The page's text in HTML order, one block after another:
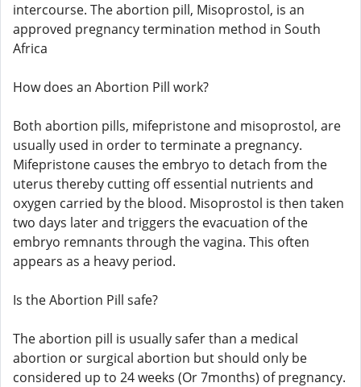
intercourse. The abortion pill, Misoprostol, is an
approved pregnancy termination method in South
Africa
How does an Abortion Pill work?
Both abortion pills, mifepristone and misoprostol, are
usually used in order to terminate a pregnancy.
Mifepristone causes the embryo to detach from the
uterus thereby cutting off essential nutrients and
oxygen carried by the blood. Misoprostol is then taken
two days later and triggers the evacuation of the
embryo remnants through the vagina. This often
appears as a heavy period.
Is the Abortion Pill safe?
The abortion pill is usually safer than a medical
abortion or surgical abortion but should only be
considered up to 24 weeks (Or 7months) of pregnancy.